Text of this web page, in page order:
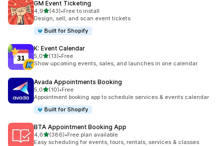
GM Event Ticketing
4,9na 5 gwiazdek
(43)
Łączna liczba recenzji: 43
•Free to install
Design, sell, and scan event tickets
Built for Shopify
K: Event Calendar
5,0na 5 gwiazdek
(13)
Łączna liczba recenzji: 13
•Free
Show upcoming events, sales, and launches in one calendar.
Avada Appointments Booking
5,0na 5 gwiazdek
(10)
Łączna liczba recenzji: 10
•Free
Appointment booking app to schedule services & events calendar
Built for Shopify
BTA Appointment Booking App
4,6na 5 gwiazdek
(386)
Łączna liczba recenzji: 386
•Free plan available
Easy scheduling for events, tours, rentals, services & classes